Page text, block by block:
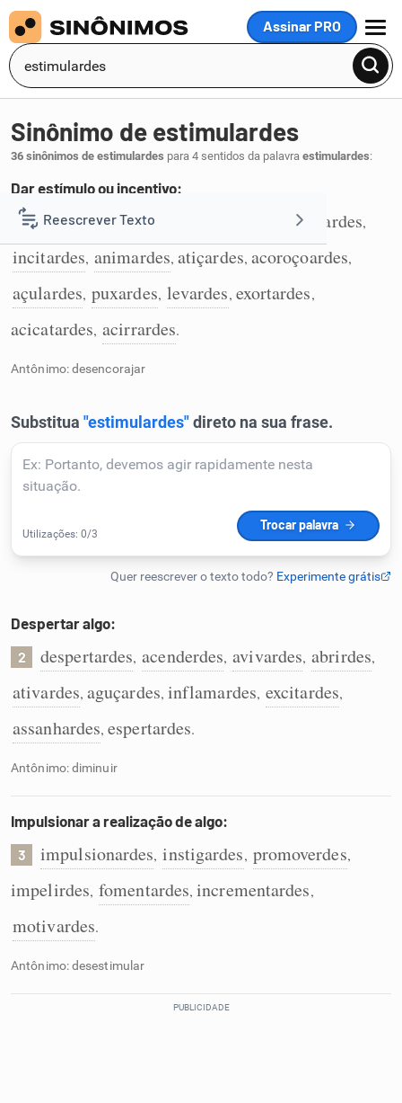
Assinar PRO
MENU
Reescrever Texto
Resumir Texto
Corrigir Texto
Detector de IA
Humanizador de IA
Caça-palavras
Dicionário
Sinônimos
Sinônimo de estimulardes
36 sinônimos de estimulardes para 4 sentidos da palavra estimulardes:
Dar estímulo ou incentivo:
1 incentivardes,encorajardes entusiasmardes,
incitardes, animardes, atiçardes, acoroçoardes,
açulardes, puxardes, levardes, exortardes,
acicatardes, acirrardes.
Antônimo: desencorajar
Despertar algo:
2 despertardes, acenderdes, avivardes, abrirdes,
ativardes, aguçardes, inflamardes, excitardes,
assanhardes,espertardes.
Antônimo: diminuir
Impulsionar a realização de algo:
3 impulsionardes, instigardes, promoverdes,
impelirdes, fomentardes,incrementardes,
motivardes.
Antônimo: desestimular